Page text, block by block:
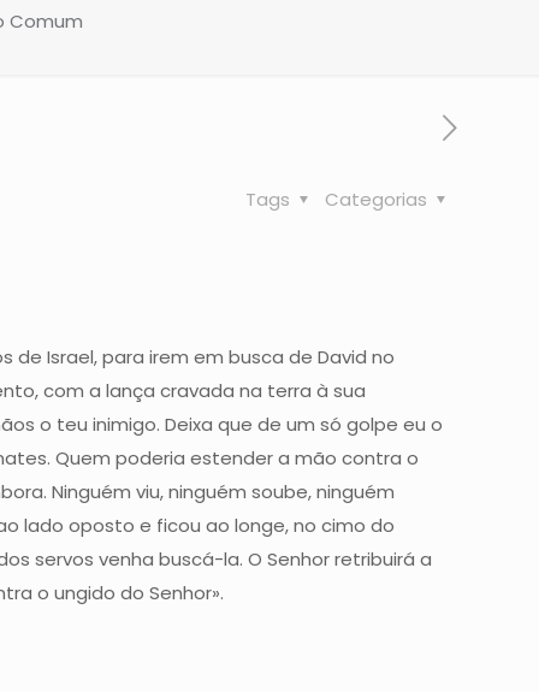
Comum
Categorias
Tags
de Israel, para irem em busca de David no
com a lança cravada na terra à sua
o teu inimigo. Deixa que de um só golpe eu o
Quem poderia estender a mão contra o
Ninguém viu, ninguém soube, ninguém
lado oposto e ficou ao longe, no cimo do
servos venha buscá-la. O Senhor retribuirá a
o ungido do Senhor».